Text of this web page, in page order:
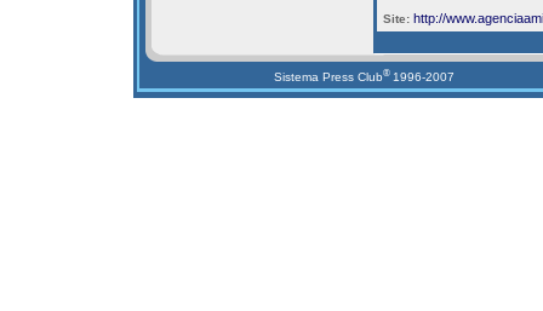
Site: http://
Sistema Press Club® 1996-2007